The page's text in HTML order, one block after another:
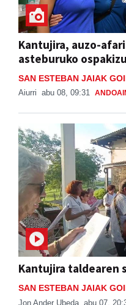
Kantujira, auzo-
asteburuko
SAN ESTEBAN JAIAK
ANDOAIN
Kantujira taldearen
Jon Ander Ubeda